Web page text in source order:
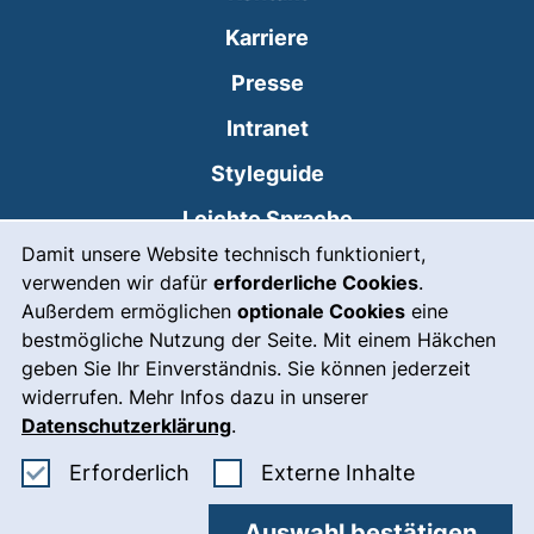
Damit unsere Website technisch funktioniert,
verwenden wir dafür erforderliche Cookies.
Außerdem ermöglichen optionale Cookies eine
bestmögliche Nutzung der Seite. Mit einem Häkchen
geben Sie Ihr Einverständnis. Sie können jederzeit
widerrufen. Mehr Infos dazu in unserer
Datenschutzerklärung.
Erforderlich Erforderliche Cookies akzeptieren
Externe Inhalte: Externe
Karriere
Presse
Intranet(externer Link, öffnet
Styleguide
Leichte Sprache
Gebärdensprache
Notfall(externer Link, öffnet
Impressum
Barrierefreiheit
Datenschutz
Cookie-Einstellungen